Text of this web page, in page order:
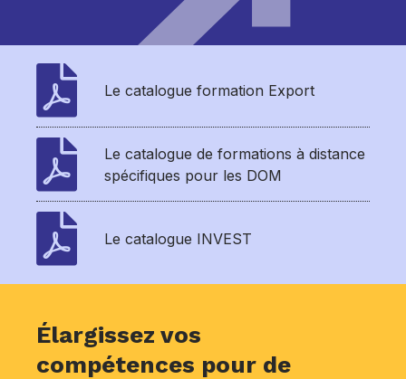
Le catalogue formation Export
Le catalogue de formations à distance
spécifiques pour les DOM
Le catalogue INVEST
Élargissez vos
compétences pour de